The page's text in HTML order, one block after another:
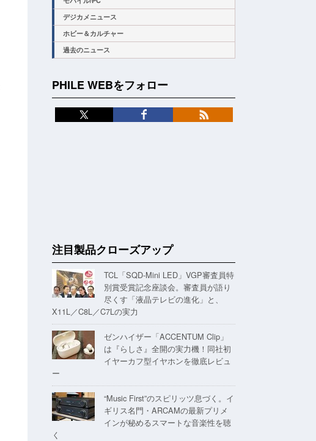
デジカメニュース
ホビー＆カルチャー
過去のニュース
PHILE WEBをフォロー
注目製品クローズアップ
TCL「SQD-Mini LED」VGP審査員特
別賞受賞記念座談会。審査員が語り
尽くす「液晶テレビの進化」と、
X11L／C8L／C7Lの実力
ゼンハイザー「ACCENTUM Clip」
は『らしさ』全開の実力機！同社初
イヤーカフ型イヤホンを徹底レビュ
ー
“Music First”のスピリッツ息づく。イ
ギリス名門・ARCAMの最新プリメ
インが秘めるスマートな音楽性を聴
く